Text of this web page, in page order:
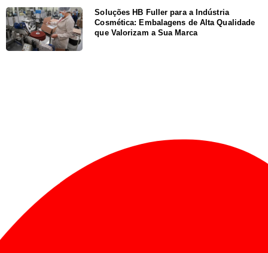
Soluções HB Fuller para a Indústria
Cosmética: Embalagens de Alta Qualidade
que Valorizam a Sua Marca